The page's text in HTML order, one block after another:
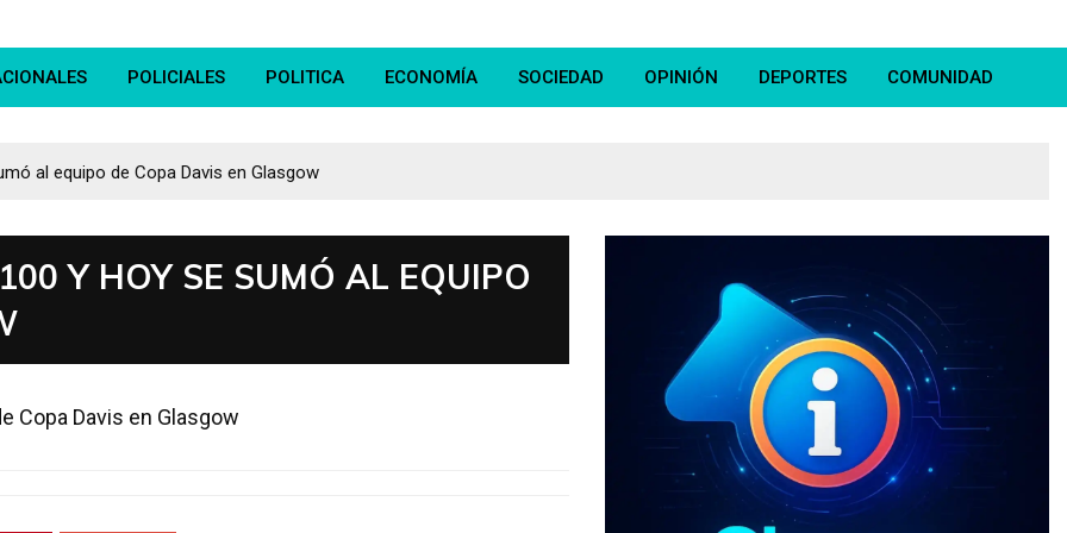
POLICIALES POLITICA ECONOMÍA SOCIEDAD OPINIÓN DEPORTES COMUNIDAD
al equipo de Copa Davis en Glasgow
Y HOY SE SUMÓ AL EQUIPO